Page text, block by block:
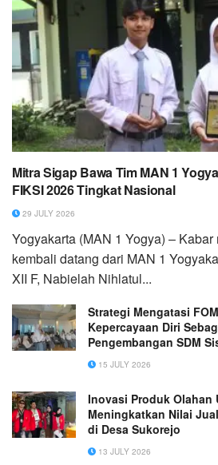
Mitra Sigap Bawa Tim MAN 1
FIKSI 2026 Tingkat Nasional
29 JULY 2026
Yogyakarta (MAN 1 Yogya) –
kembali datang dari MAN 1
XII F, Nabielah Nihlatul...
Strategi Mengatasi
Kepercayaan Diri
Pengembangan SDM
15 JULY 2026
Inovasi Produk Olahan
Meningkatkan Nilai
di Desa Sukorejo
13 JULY 2026